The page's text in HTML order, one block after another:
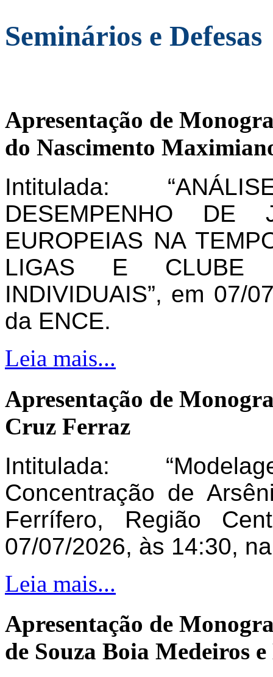
Seminários e Defesas
Apresentação de
do Nascimento
Intitulada:
DESEMPENHO DE
EUROPEIAS NA
LIGAS E CLUBE
INDIVIDUAIS”, em 07/
da ENCE.
Leia mais...
Apresentação de
Cruz Ferraz
Intitulada:
Concentração de
Ferrífero, Região
07/07/2026, às 14:30,
Leia mais...
Apresentação de
de Souza Boia Medeiros